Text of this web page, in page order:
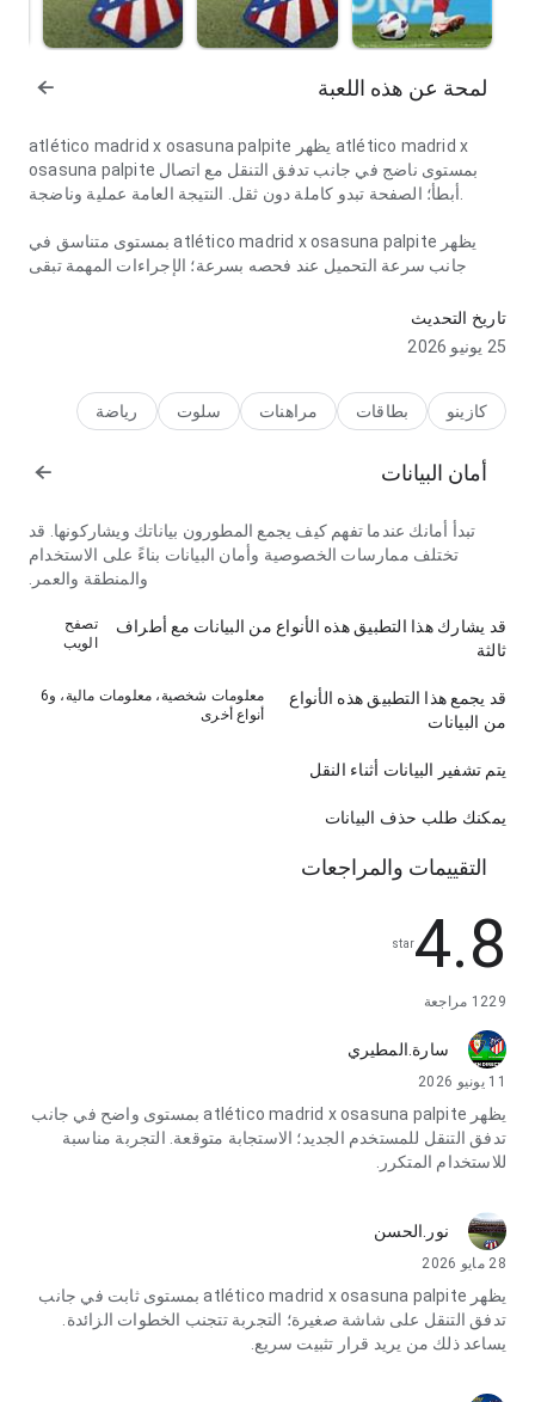
لمحة عن هذه اللعبة
atlético madrid x osasuna palpite يظهر atlético madrid x
osasuna palpite بمستوى ناضج في جانب تدفق التنقل مع اتصال
يظهر atlético madrid x osasuna palpite بمستوى متناسق في
جانب سرعة التحميل عند فحصه بسرعة؛ الإجراءات المهمة تبقى
تاريخ التحديث
25 يونيو 2026
كازينو بطاقات مراهنات سلوت رياضة
أمان البيانات
تبدأ أمانك عندما تفهم كيف يجمع المطورون بياناتك ويشاركونها. قد
تختلف ممارسات الخصوصية وأمان البيانات بناءً على الاستخدام
والمنطقة والعمر.
قد يشارك هذا التطبيق هذه الأنواع من البيانات مع أطراف
ثالثة
تصفح
الويب
قد يجمع هذا التطبيق هذه الأنواع
من البيانات
معلومات شخصية، معلومات مالية، و6
أنواع أخرى
يتم تشفير البيانات أثناء النقل
يمكنك طلب حذف البيانات
التقييمات والمراجعات
4.8
star
1229 مراجعة
سارة.المطيري
11 يونيو 2026
يظهر atlético madrid x osasuna palpite بمستوى واضح في جانب
تدفق التنقل للمستخدم الجديد؛ الاستجابة متوقعة. التجربة مناسبة
للاستخدام المتكرر.
نور.الحسن
28 مايو 2026
يظهر atlético madrid x osasuna palpite بمستوى ثابت في جانب
تدفق التنقل على شاشة صغيرة؛ التجربة تتجنب الخطوات الزائدة.
يساعد ذلك من يريد قرار تثبيت سريع.